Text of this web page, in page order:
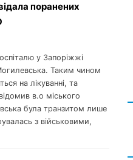
поранених
у Запоріжжі
Таким чином
на лікуванні, та
в.о міського
була транзитом лише
з військовими,